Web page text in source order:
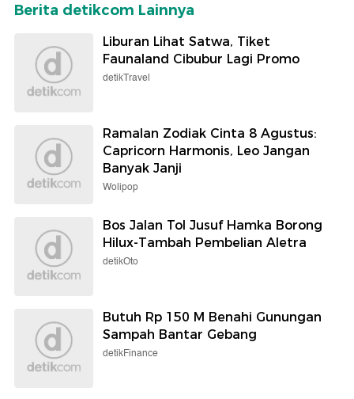
Berita detikcom Lainnya
Liburan Lihat Satwa, Tiket
Faunaland Cibubur Lagi Promo
detikTravel
Ramalan Zodiak Cinta 8 Agustus:
Capricorn Harmonis, Leo Jangan
Banyak Janji
Wolipop
Bos Jalan Tol Jusuf Hamka Borong
Hilux-Tambah Pembelian Aletra
detikOto
Butuh Rp 150 M Benahi Gunungan
Sampah Bantar Gebang
detikFinance